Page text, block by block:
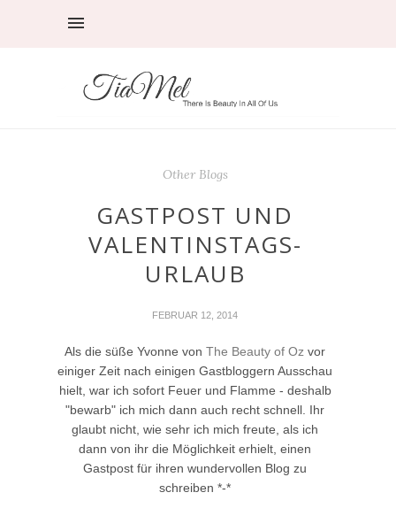
Other Blogs
GASTPOST UND
VALENTINSTAGS-
URLAUB
FEBRUAR 12, 2014
Als die süße Yvonne vonThe Beauty of Oz vor
einiger Zeit nach einigen Gastbloggern Ausschau
hielt, war ich sofort Feuer und Flamme - deshalb
"bewarb" ich mich dann auch recht schnell. Ihr
glaubt nicht, wie sehr ich mich freute, als ich
dann von ihr die Möglichkeit erhielt, einen
Gastpost für ihren wundervollen Blog zu
schreiben *-*